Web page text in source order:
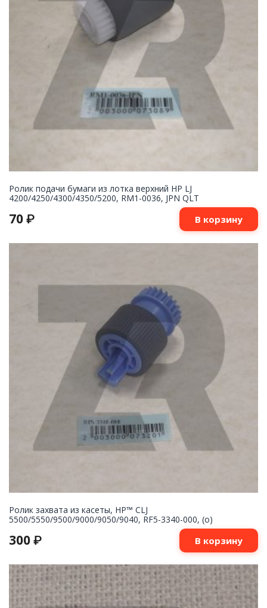
Ролик подачи бумаги из лотка верхний HP LJ
4200/4250/4300/4350/5200, RM1-0036, JPN QLT
70 ₽ В корзину
Ролик захвата из касеты, HP™ CLJ
5500/5550/9500/9000/9050/9040, RF5-3340-000, (o)
300 ₽ В корзину